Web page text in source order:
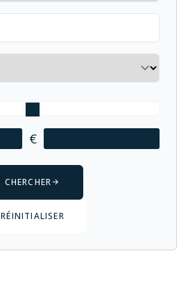
€
CHERCHER
RÉINITIALISER